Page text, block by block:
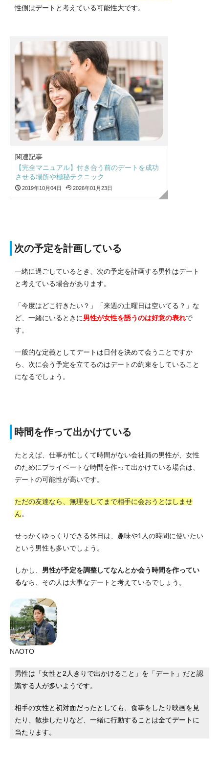
性側はデートと考えている可能性大です。
関連記事
【完全マニュアル】付き合う前のデートを成功
させる場所や極秘テクニック
2019年10月04日 2026年01月23日
次の予定を計画している
一緒に過ごしているとき、次の予定を計画する男性はデート
と考えている場合があります。
「今度はどこ行きたい？」「来週の土曜日は空いてる？」な
ど、一緒にいるときに男性が女性を誘うのは好意の表れで
す。
一般的な定義としてデートは日付を決めて会うことですか
ら、次に会う予定を立てるのはデートの約束をしていること
になるでしょう。
時間を作って出かけている
たとえば、仕事が忙しくて時間がない会社員の男性が、女性
のためにプライベートな時間を作って出かけている場合は、
デートの可能性が高いです。
ただの友達なら、無理をしてまで相手に会おうとはしませ
ん。
せっかくゆっくりできる休日は、趣味や1人の時間に使いたい
という男性も多いでしょう。
しかし、 男性が予定を調整してなんとか会う時間を作ってい
るなら、その人は大事なデートと考えているでしょう。
NAOTO
男性は「女性と2人きりで出かけること」を「デート」だと認
識する人が多いようです。
相手の女性と初対面だったとしても、食事をしたり映画を見
たり、散歩したりなど、一緒に行動することは全てデートに
当たります。